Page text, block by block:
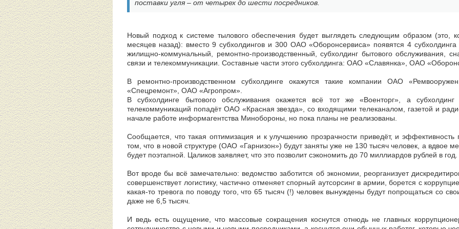
поставки угля – от четырех до шести посредников.
Новый подход к системе тылового обеспечения будет выглядеть следующим образом (это,
месяцев назад): вместо 9 субхолдингов и 300 ОАО «Оборонсервиса» появятся 4
жилищно-коммунальный, ремонтно-производственный, субхолдинг бытового обслуживания,
связи и телекоммуникации. Составные части этого субхолдинга: ОАО «Славянка», ОАО
В ремонтно-производственном субхолдинге окажутся такие компании ОАО
«Спецремонт», ОАО «Агропром».
В субхолдинге бытового обслуживания окажется всё тот же «Военторг», а субхолдинг
телекоммуникаций попадёт ОАО «Красная звезда», со входящими телеканалом, газетой и
начале работе информагентства Минобороны, но пока планы не реализованы.
Сообщается, что такая оптимизация и к улучшению прозрачности приведёт, и эффективность
том, что в новой структуре (ОАО «Гарнизон») будут заняты уже не 130 тысяч человек, а вдвое
будет поэтапной. Цаликов заявляет, что это позволит сэкономить до 70 миллиардов рублей в год.
Вот вроде бы всё замечательно: ведомство заботится об экономии, реорганизует
совершенствует логистику, частично отменяет спорный аутсорсинг в армии, борется с
какая-то тревога по поводу того, что 65 тысяч (!) человек вынуждены будут попрощаться со
даже не 6,5 тысяч.
И ведь есть ощущение, что массовые сокращения коснутся отнюдь не главных